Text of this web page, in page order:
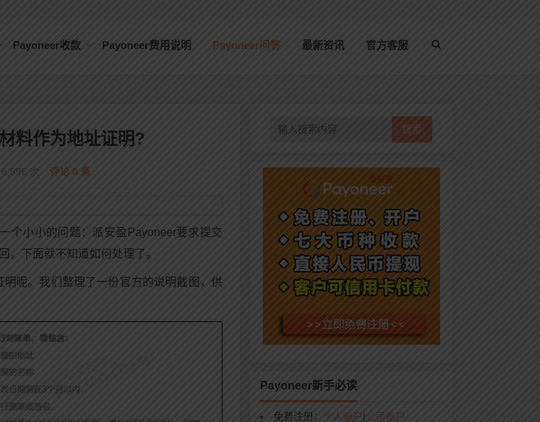
Payoneer收款 Payoneer费用说明 Payoneer问答 最新资讯 官方客服
料作为地址证明?
次 评论 0 条
个小小的问题：派安盈Payoneer要求提交
，下面就不知道如何处理了。
呢。我们整理了一份官方的说明截图，供
搜索
Payoneer新手必读
免费注册： 个人账户|公司帐户